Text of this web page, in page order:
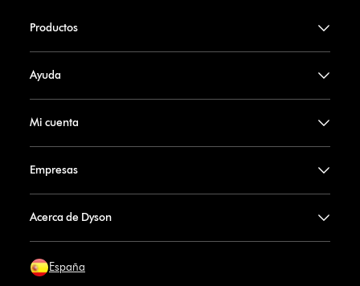
Productos
Ayuda
Mi cuenta
Empresas
Acerca de Dyson
España